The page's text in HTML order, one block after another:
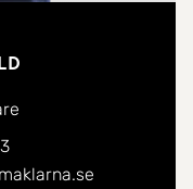
styrelserum
beslutar
finns
via hiss.